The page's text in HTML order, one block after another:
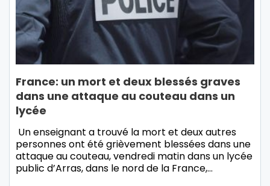
France: un mort et deux blessés graves
dans une attaque au couteau dans un
lycée
Un enseignant a trouvé la mort et deux autres
personnes ont été grièvement blessées dans une
attaque au couteau, vendredi matin dans un lycée
public d’Arras, dans le nord de la France,…